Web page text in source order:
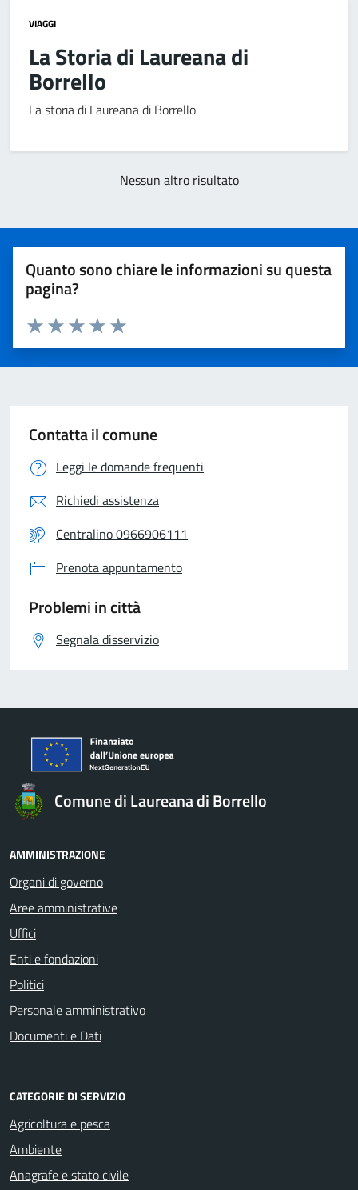
VIAGGI
La Storia di Laureana di
Borrello
La storia di Laureana di Borrello
Nessun altro risultato
Quanto sono chiare le informazioni su questa
pagina?
Valuta 5 stelle su 5
Valuta 4 stelle su 5
Valuta 3 stelle su 5
Valuta 2 stelle su 5
Valuta 1 stelle su 5
Contatta il comune
Leggi le domande frequenti
Richiedi assistenza
Centralino 0966906111
Prenota appuntamento
Problemi in città
Segnala disservizio
Comune di Laureana di Borrello
AMMINISTRAZIONE
Organi di governo
Aree amministrative
Uffici
Enti e fondazioni
Politici
Personale amministrativo
Documenti e Dati
CATEGORIE DI SERVIZIO
Agricoltura e pesca
Ambiente
Anagrafe e stato civile